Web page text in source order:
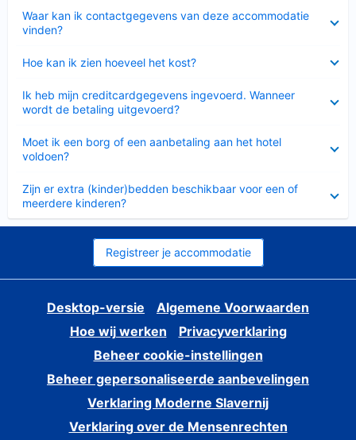
Waar kan ik contactgegevens van deze accommodatie
vinden?
Hoe kan ik zien hoeveel het kost?
Ik heb mijn creditcardgegevens ingevoerd. Wanneer
wordt de betaling uitgevoerd?
Moet ik een borg of een aanbetaling aan het hotel
voldoen?
Zijn er extra (kinder)bedden beschikbaar voor een of
meerdere kinderen?
Registreer je accommodatie
Desktop-versie
Algemene Voorwaarden
Hoe wij werken
Privacyverklaring
Beheer cookie-instellingen
Beheer gepersonaliseerde aanbevelingen
Verklaring Moderne Slavernij
Verklaring over de Mensenrechten